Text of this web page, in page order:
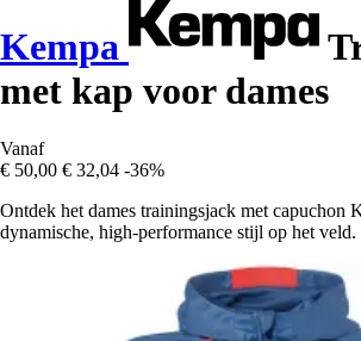
Kempa
met kap voor dames
Vanaf
€ 50,00 € 32,04 -36%
Ontdek het dames trainingsjack met capuchon
dynamische, high-performance stijl op het veld.